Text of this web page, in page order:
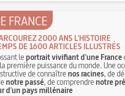
FRANCE
2000 ANS L'HISTOIRE
DE 1600 ARTICLES ILLUSTRÉS
leportrait vivifiant d'une France
première puissance du monde. Une
de connaîtrenos racines, de
notre passé, de comprendrenotre
d'un pays millénaire